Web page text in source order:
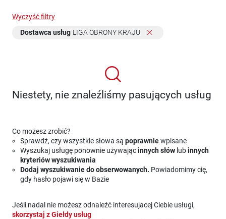
Wyczyść filtry
Dostawca usług LIGA OBRONY KRAJU
Niestety, nie znaleźliśmy pasujących usług
Co możesz zrobić?
Sprawdź, czy wszystkie słowa są poprawniewpisane
Wyszukaj usługę ponownie używającinnych słów lubinnych
kryteriów wyszukiwania
Dodaj wyszukiwanie do obserwowanych. Powiadomimy cię,
gdy hasło pojawi się w Bazie
Jeśli nadal nie możesz odnaleźć interesujacej Ciebie usługi,
skorzystaj z Giełdy usług